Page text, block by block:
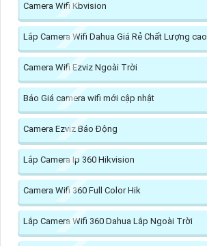
Camera Wifi Kbvision
Lắp Camera Wifi Dahua Giá Rẻ Chất Lượng cao
Camera Wifi Ezviz Ngoài Trời
Báo Giá camera wifi mới cập nhật
Camera Ezviz Báo Động
Lắp Camera Ip 360 Hikvision
Camera Wifi 360 Full Color Hik
Lắp Camera Wifi 360 Dahua Lắp Ngoài Trời